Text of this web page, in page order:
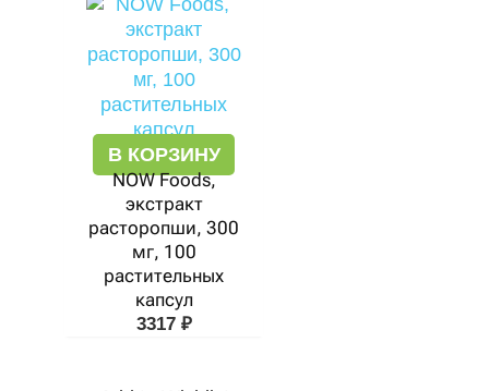
В КОРЗИНУ
NOW Foods,
экстракт
расторопши, 300
мг, 100
растительных
капсул
3317 ₽